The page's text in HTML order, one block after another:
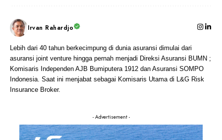
Irvan Rahardjo
Lebih dari 40 tahun berkecimpung di dunia asuransi dimulai dari
asuransi joint venture hingga pernah menjadi Direksi Asuransi BUMN ;
Komisaris Independen AJB Bumiputera 1912 dan Asuransi SOMPO
Indonesia. Saat ini menjabat sebagai Komisaris Utama di L&G Risk
Insurance Broker.
- Advertisement -